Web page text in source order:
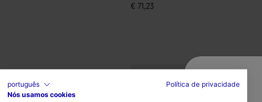
€ 71,23
5 em 5 avaliação de clientes
português
Política de privacidade
Nós usamos cookies